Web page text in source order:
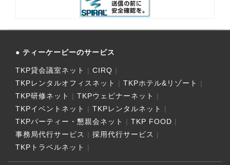
ティーケーピーのサービス
TKP貸会議室ネット
CIRQ
TKPレンタルオフィスネット
TKPホテル&リゾート
TKP研修ネット
TKPウェビナーネット
TKPイベントネット
TKPレンタルネット
TKPパーティー・懇親会ネット
TKP FOOD
事務局代行サービス
採用代行サービス
TKPトラベルネット